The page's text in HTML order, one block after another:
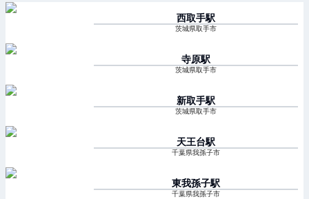
西取手駅
茨城県取手市
寺原駅
茨城県取手市
新取手駅
茨城県取手市
天王台駅
千葉県我孫子市
東我孫子駅
千葉県我孫子市